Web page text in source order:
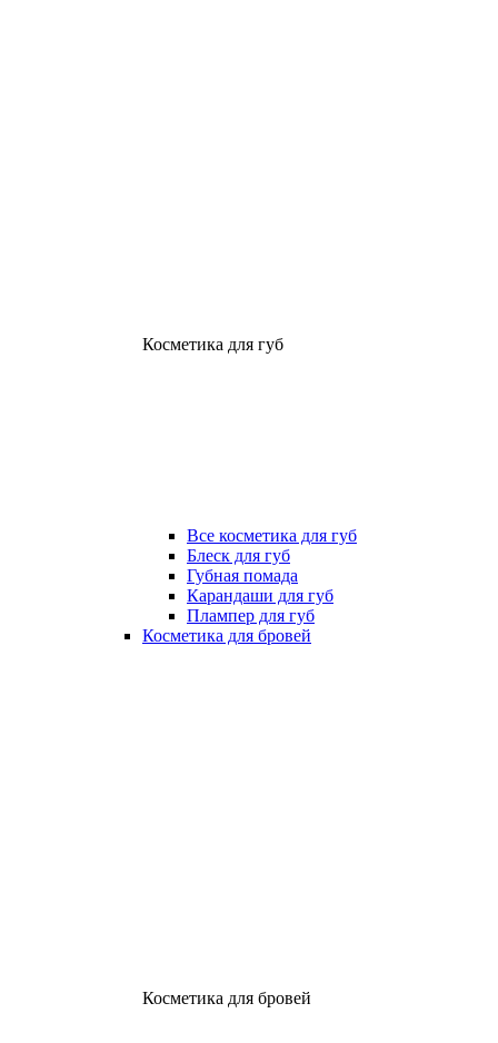
Косметика для губ
Все косметика для губ
Блеск для губ
Губная помада
Карандаши для губ
Плампер для губ
Косметика для бровей
Косметика для бровей